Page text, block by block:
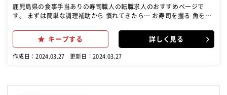
鹿児島県の食事手当ありの寿司職人の転職求人のおすすめページで
す。 まずは簡単な調理補助から 慣れてきたら… お寿司を握る 魚を捌
かりサポートします! 経験者は技術に応じた調理をお任せします。 未
経験スタートの先輩スタッフも今では大活躍中! \\キャリアアップも目
キープする 詳しく見る
作成日：2024.03.27 更新日：2024.03.27